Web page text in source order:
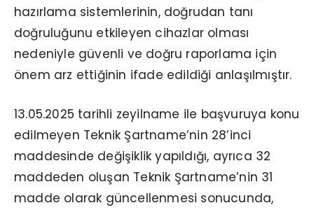
hazırlama sistemlerinin, doğrudan tanı
doğruluğunu etkileyen cihazlar olması
nedeniyle güvenli ve doğru raporlama için
önem arz ettiğinin ifade edildiği anlaşılmıştır.
13.05.2025 tarihli zeyilname ile başvuruya konu
edilmeyen Teknik Şartname’nin 28’inci
maddesinde değişiklik yapıldığı, ayrıca 32
maddeden oluşan Teknik Şartname’nin 31
madde olarak güncellenmesi sonucunda,